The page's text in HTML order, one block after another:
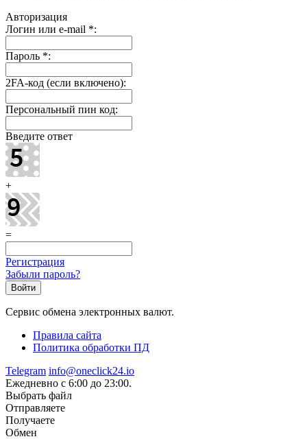
Авторизация
Логин или e-mail *:
Пароль *:
2FA-код (если включено):
Персональный пин код:
Введите ответ
+
=
Регистрация
Забыли пароль?
Сервис обмена электронных валют.
Правила сайта
Политика обработки ПД
Telegram info@oneclick24.io
Ежедневно с 6:00 до 23:00.
Выбрать файл
Отправляете
Получаете
Обмен